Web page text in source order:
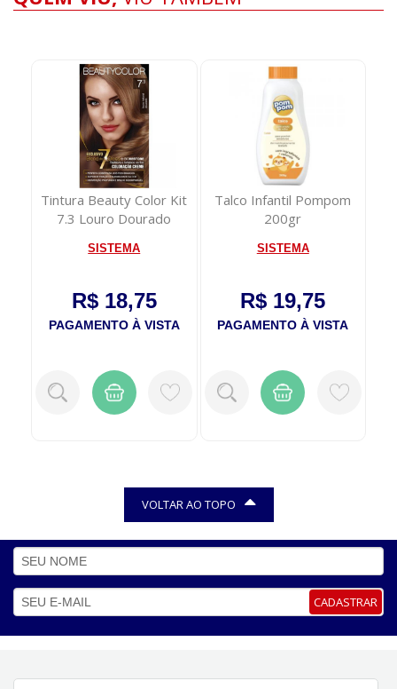
Tintura Beauty Color Kit
7.3 Louro Dourado
SISTEMA
R$ 18,75
PAGAMENTO À VISTA
Talco Infantil Pompom
200gr
SISTEMA
R$ 19,75
PAGAMENTO À VISTA
VOLTAR AO TOPO
CADASTRAR